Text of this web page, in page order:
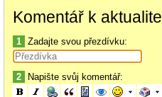
Komentář k aktualite
1 Zadajte svou přezdívku:
2 Napište svůj komentář: